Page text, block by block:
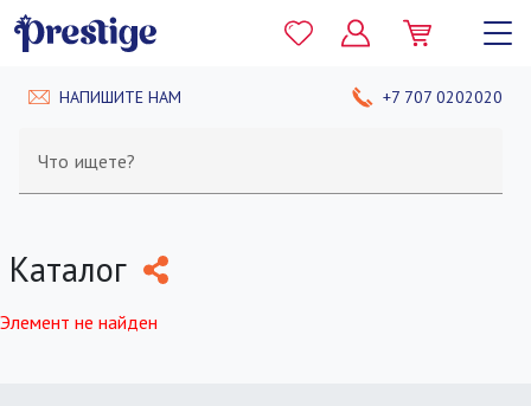
НАПИШИТЕ НАМ +7 707 0202020
Что ищете?
Каталог
Элемент не найден